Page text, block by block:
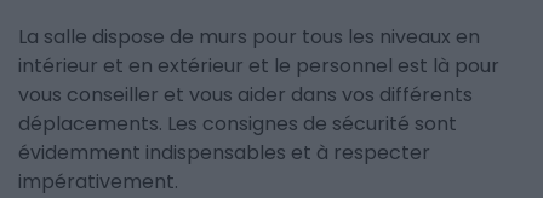
La salle dispose de murs pour tous les niveaux en
intérieur et en extérieur et le personnel est là pour
vous conseiller et vous aider dans vos différents
déplacements. Les consignes de sécurité sont
évidemment indispensables et à respecter
impérativement.